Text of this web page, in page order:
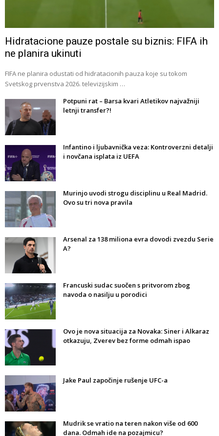
Hidratacione pauze postale su biznis: FIFA ih
ne planira ukinuti
FIFA ne planira odustati od hidratacionih pauza koje su tokom
Svetskog prvenstva 2026. televizijskim …
Potpuni rat – Barsa kvari Atletikov najvažniji
letnji transfer?!
Infantino i ljubavnička veza: Kontroverzni detalji
i novčana isplata iz UEFA
Murinjo uvodi strogu disciplinu u Real Madrid.
Ovo su tri nova pravila
Arsenal za 138 miliona evra dovodi zvezdu Serie
A?
Francuski sudac suočen s pritvorom zbog
navoda o nasilju u porodici
Ovo je nova situacija za Novaka: Siner i Alkaraz
otkazuju, Zverev bez forme odmah ispao
Jake Paul započinje rušenje UFC-a
Mudrik se vratio na teren nakon više od 600
dana. Odmah ide na pozajmicu?